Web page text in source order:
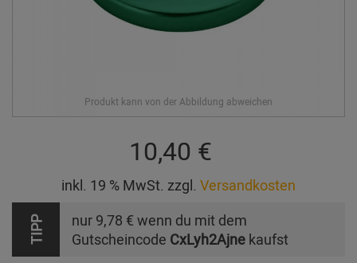
10,40 €
inkl. 19 % MwSt. zzgl. Versandkosten
TIPP nur 9,78 € wenn du mit dem
Gutscheincode CxLyh2Ajne kaufst